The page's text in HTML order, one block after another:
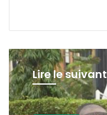
Lire le suivant